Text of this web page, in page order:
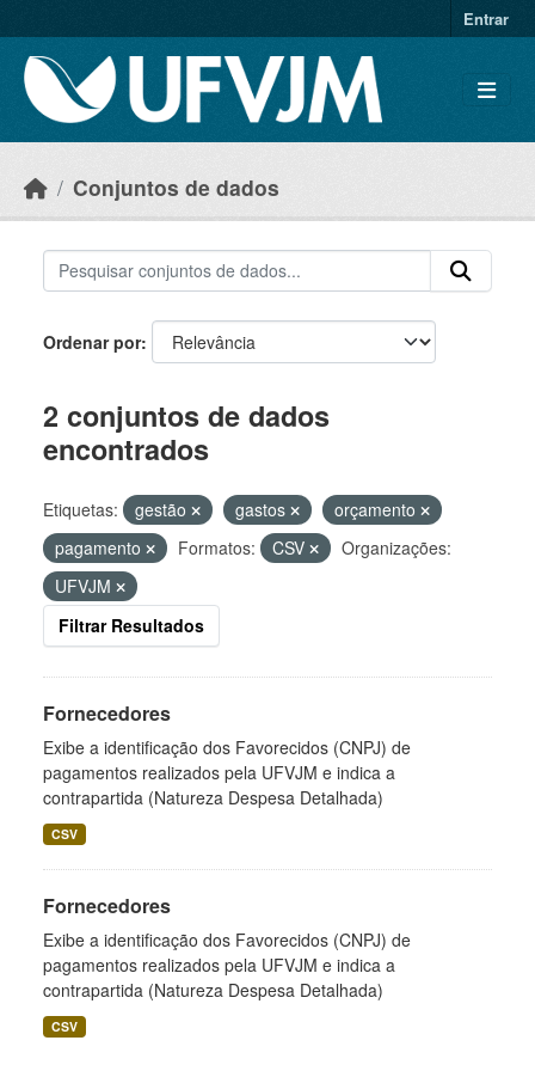
Entrar
Conjuntos de dados
Ordenar por
2 conjuntos de dados
encontrados
Etiquetas: gestão gastos
orçamento
pagamento
Formatos: CSV
Organizações:
UFVJM
Filtrar Resultados
Fornecedores
Exibe a identificação dos Favorecidos (CNPJ) de
pagamentos realizados pela UFVJM e indica a
contrapartida (Natureza Despesa Detalhada)
CSV
Fornecedores
Exibe a identificação dos Favorecidos (CNPJ) de
pagamentos realizados pela UFVJM e indica a
contrapartida (Natureza Despesa Detalhada)
CSV